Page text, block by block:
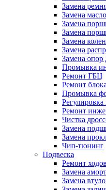
Замена
Замена
Замена
Замена
Замена
Замена
Замена опор
Промывка
Ремонт ГБЦ
Ремонт
Промывка
Регулировка
Ремонт
Чистка
Замена
Замена
Чип-тюнинг
Подвеска
Ремонт
Замена
Замена